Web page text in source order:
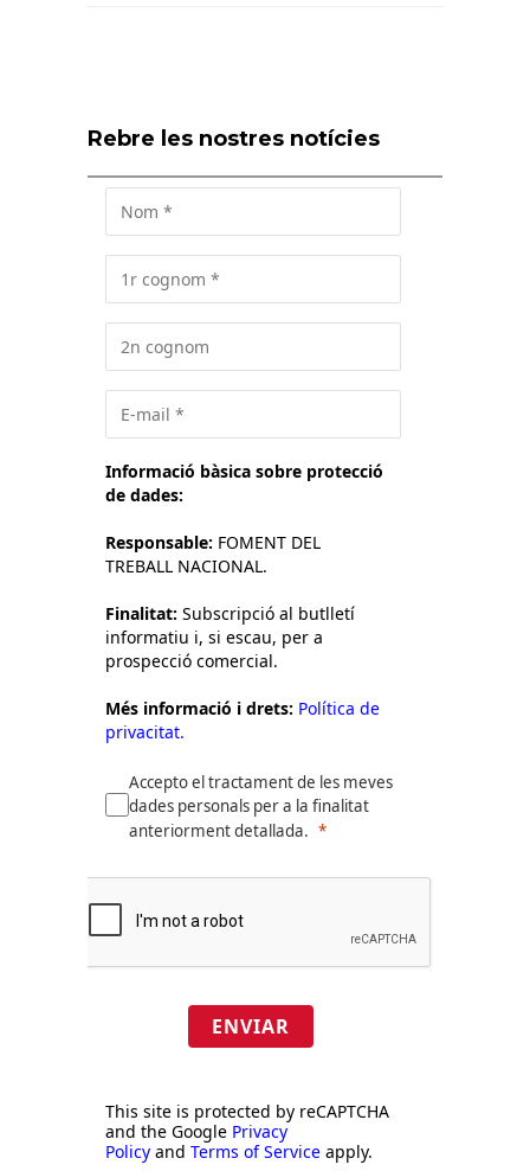
Rebre les nostres notícies
Informació bàsica sobre protecció
de dades:
Responsable: FOMENT DEL
TREBALL NACIONAL.
Finalitat: Subscripció al butlletí
informatiu i, si escau, per a
prospecció comercial.
Més informació i drets: Política de
privacitat.
Accepto el tractament de les meves
dades personals per a la finalitat
anteriorment detallada.
ENVIAR
This site is protected by reCAPTCHA
and the Google Privacy
Policy and Terms of Service apply.